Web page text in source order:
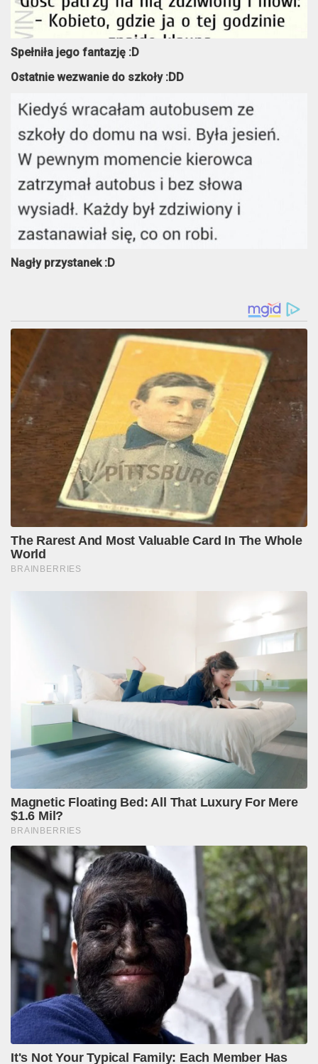
Spełniła jego fantazję :D
Ostatnie wezwanie do szkoły :DD
Nagły przystanek :D